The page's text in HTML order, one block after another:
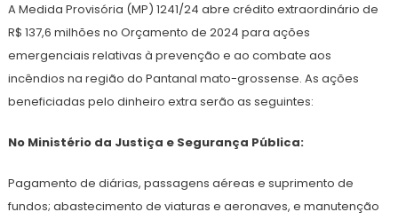
A Medida Provisória (MP) 1241/24 abre crédito extraordinário de
R$ 137,6 milhões no Orçamento de 2024 para ações
emergenciais relativas à prevenção e ao combate aos
incêndios na região do Pantanal mato-grossense. As ações
beneficiadas pelo dinheiro extra serão as seguintes:
No Ministério da Justiça e Segurança Pública:
Pagamento de diárias, passagens aéreas e suprimento de
fundos; abastecimento de viaturas e aeronaves, e manutenção